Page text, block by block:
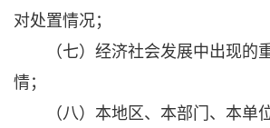
对处置情况；
（七）经济社会发展中出现的
情；
（八）本地区、本部门、本单